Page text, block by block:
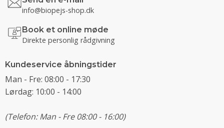
info@biopejs-shop.dk
Book et online møde
Direkte personlig rådgivning
Kundeservice åbningstider
Man - Fre: 08:00 - 17:30
Lørdag: 10:00 - 14:00
(Telefon: Man - Fre 08:00 - 16:00)